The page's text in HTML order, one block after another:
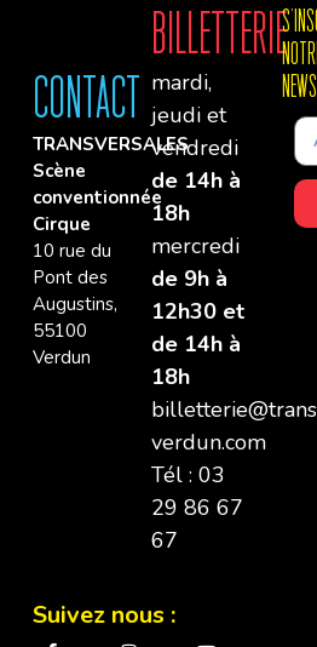
Contact
TRANSVERSALES
Scène
conventionnée
Cirque
10 rue du
Pont des
Augustins,
55100
Verdun
Billetterie
mardi,
jeudi et
vendredi
de 14h à
18h
mercredi
de 9h à
12h30 et
de 14h à
18h
verdun.com
Tél : 03
29 86 67
67
Suivez nous :